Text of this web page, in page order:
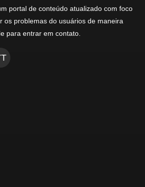
portal de conteúdo atualizado com foco
os problemas do usuários de maneira
para entrar em contato.